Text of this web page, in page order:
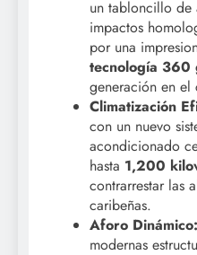
un tabloncillo de
impactos
por una
tecnología 360
generación en
Climatización
con un nuevo
acondicionado
hasta 1,200
contrarrestar las
caribeñas.
Aforo Dinámico:
modernas